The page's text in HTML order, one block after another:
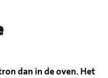
dan in de oven. Het